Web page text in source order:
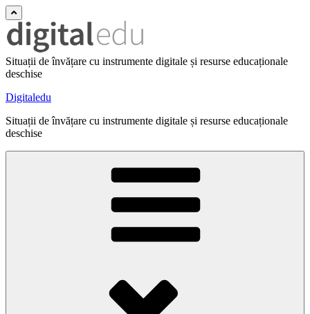
Situații de învățare cu instrumente digitale și resurse educaționale
deschise
Digitaledu
Situații de învățare cu instrumente digitale și resurse educaționale
deschise